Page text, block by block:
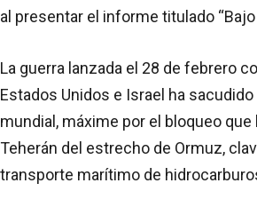
al presentar el informe titulado “Bajo
La guerra lanzada el 28 de febrero
Estados Unidos e Israel ha
mundial, máxime por el bloqueo que
Teherán del estrecho de Ormuz,
transporte marítimo de